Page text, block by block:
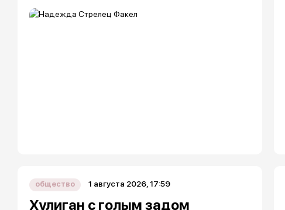
общество 1 августа 2026, 17:59
Хулиган с голым задом